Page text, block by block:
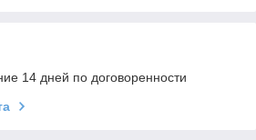
14 дней по договоренности